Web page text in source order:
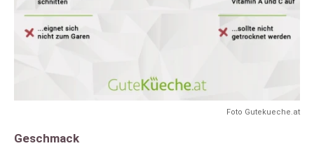
Foto Gutekueche.at
Geschmack